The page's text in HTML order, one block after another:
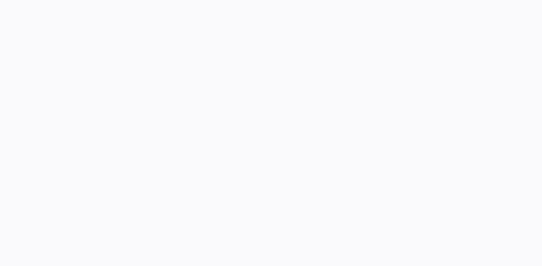
ВОСПИТАНИЯ